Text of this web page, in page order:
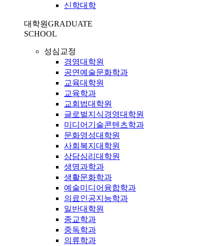
신학대학
대학원GRADUATE
SCHOOL
성심교정
경영대학원
공연예술문화학과
교육대학원
교육학과
교회법대학원
글로벌지식경영대학원
미디어기술콘텐츠학과
문화영성대학원
사회복지대학원
상담심리대학원
생명과학과
생활문화학과
예술미디어융합학과
의료인공지능학과
일반대학원
종교학과
중독학과
의류학과